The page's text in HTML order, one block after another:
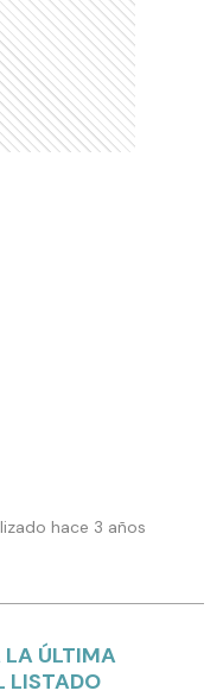
hace 3 años
LA ÚLTIMA
LISTADO